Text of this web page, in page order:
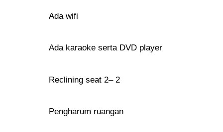
Ada wifi
Ada karaoke serta DVD player
Reclining seat 2– 2
Pengharum ruangan